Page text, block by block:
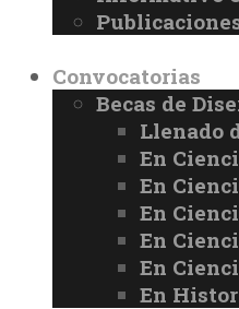
Convocatorias
Becas de
Llenado
En
En
En
En
En
En